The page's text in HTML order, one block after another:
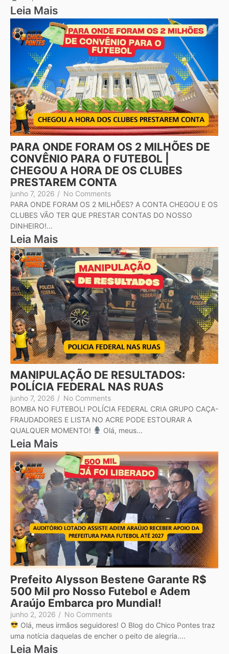
Leia Mais
PARA ONDE FORAM OS 2 MILHÕES DE
CONVÊNIO PARA O FUTEBOL |
CHEGOU A HORA DE OS CLUBES
PRESTAREM CONTA
junho 7, 2026 / No Comments
PARA ONDE FORAM OS 2 MILHÕES? A CONTA CHEGOU E OS
CLUBES VÃO TER QUE PRESTAR CONTAS DO NOSSO
DINHEIRO!...
Leia Mais
MANIPULAÇÃO DE RESULTADOS:
POLÍCIA FEDERAL NAS RUAS
junho 7, 2026 / No Comments
BOMBA NO FUTEBOL! POLÍCIA FEDERAL CRIA GRUPO CAÇA-
FRAUDADORES E LISTA NO ACRE PODE ESTOURAR A
QUALQUER MOMENTO!
Olá, meus...
Leia Mais
Prefeito Alysson Bestene Garante R$
500 Mil pro Nosso Futebol e Adem
Araújo Embarca pro Mundial!
junho 2, 2026 / No Comments
Olá, meus irmãos seguidores! O Blog do Chico Pontes traz
uma notícia daquelas de encher o peito de alegria....
Leia Mais